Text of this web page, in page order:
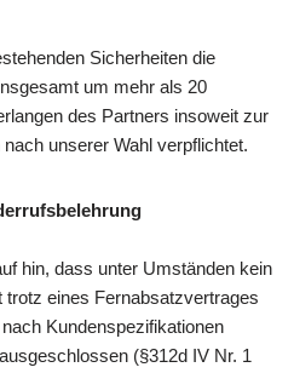
Sicherheiten die
um mehr als 20
des Partners insoweit zur
unserer Wahl verpflichtet.
hin, dass unter Umständen kein
eines Fernabsatzvertrages
Kundenspezifikationen
(§312d IV Nr. 1